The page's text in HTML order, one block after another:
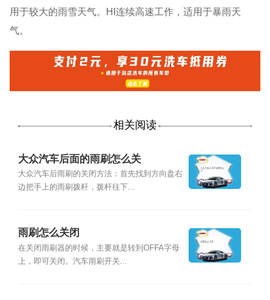
用于较大的雨雪天气。HI连续高速工作，适用于暴雨天
气。
相关阅读
大众汽车后面的雨刷怎么关
大众汽车后雨刷的关闭方法：首先找到方向盘右
边把手上的雨刷拨杆，拨杆往下...
雨刷怎么关闭
在关闭雨刷器的时候，主要就是转到OFFA字母
上，即可关闭。汽车雨刷开关...